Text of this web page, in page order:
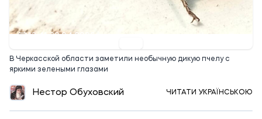
13:41 30.04.2026
В Черкасской области заметили необычную дикую пчелу с
яркими зелеными глазами
Нестор Обуховский ЧИТАТИ УКРАЇНСЬКОЮ